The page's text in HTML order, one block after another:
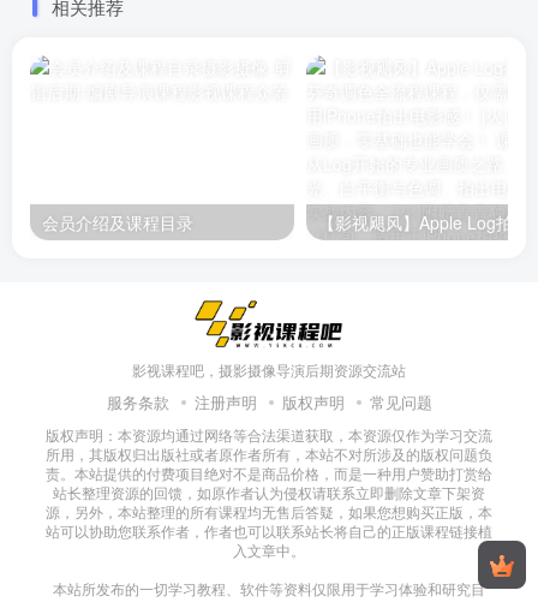
响效果”提名。想要了解电影
可以学习一下！
相关推荐
会员介绍及课程目录
影视课程吧，摄影摄像导演后期资源交流站
服务条款 注册声明 版权声明 常见问题
版权声明：本资源均通过网络等合法渠道获取，本资源仅作为学习交流
所用，其版权归出版社或者原作者所有，本站不对所涉及的版权问题负
责。本站提供的付费项目绝对不是商品价格，而是一种用户赞助打赏给
站长整理资源的回馈，如原作者认为侵权请联系立即删除文章下架资
源，另外，本站整理的所有课程均无售后答疑，如果您想购买正版，本
站可以协助您联系作者，作者也可以联系站长将自己的正版课程链接植
入文章中。
本站所发布的一切学习教程、软件等资料仅限用于学习体验和研究目